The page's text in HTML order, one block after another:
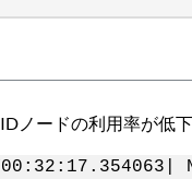
ノードの利用率が低下